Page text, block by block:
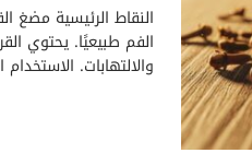
النقاط الرئيسية مضغ
الفم طبيعيًا. يحتوي
والالتهابات.